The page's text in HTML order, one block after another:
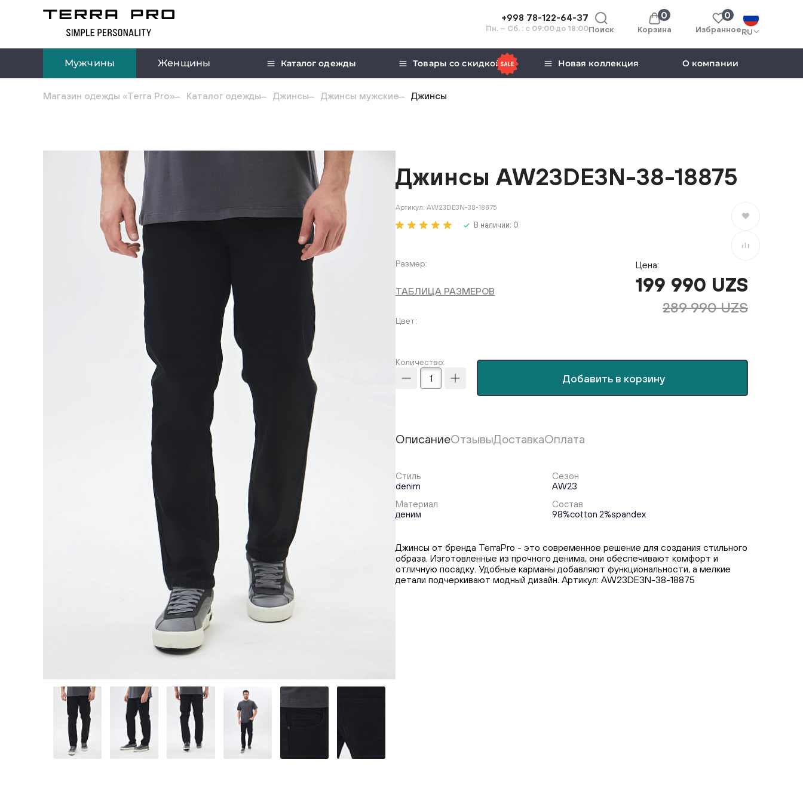
+998 78-122-64-37
Пн. – Сб. : с 09:00 до 18:00Поиск Корзина
0 0
ИзбранноеRU
Мужчины Женщины Каталог одежды Товары со скидкой Новая коллекция О компании
Магазин одежды «Terra Pro» Каталог одежды Джинсы Джинсы мужские Джинсы
Джинсы AW23DE3N-38-18875
Артикул: AW23DE3N-38-18875
В наличии: 0
В избранное
В сравнение
Размер
ТАБЛИЦА РАЗМЕРОВ
Цвет
Цена:
199 990 UZS
289 990 UZS
Количество:
Добавить в корзину
ОписаниеОтзывыДоставкаОплата
Стиль
denim
Сезон
AW23
Материал
деним
Состав
98%cotton 2%spandex
Джинсы от бренда TerraPro - это современное решение для создания стильного
образа. Изготовленные из прочного денима, они обеспечивают комфорт и
отличную посадку. Удобные карманы добавляют функциональности, а мелкие
детали подчеркивают модный дизайн. Артикул: AW23DE3N-38-18875